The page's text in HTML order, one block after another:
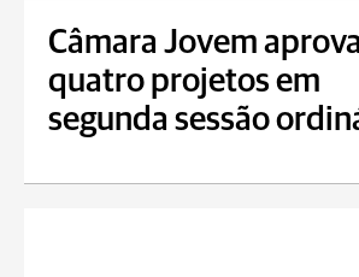
Câmara Jovem aprova
quatro projetos em
segunda sessão